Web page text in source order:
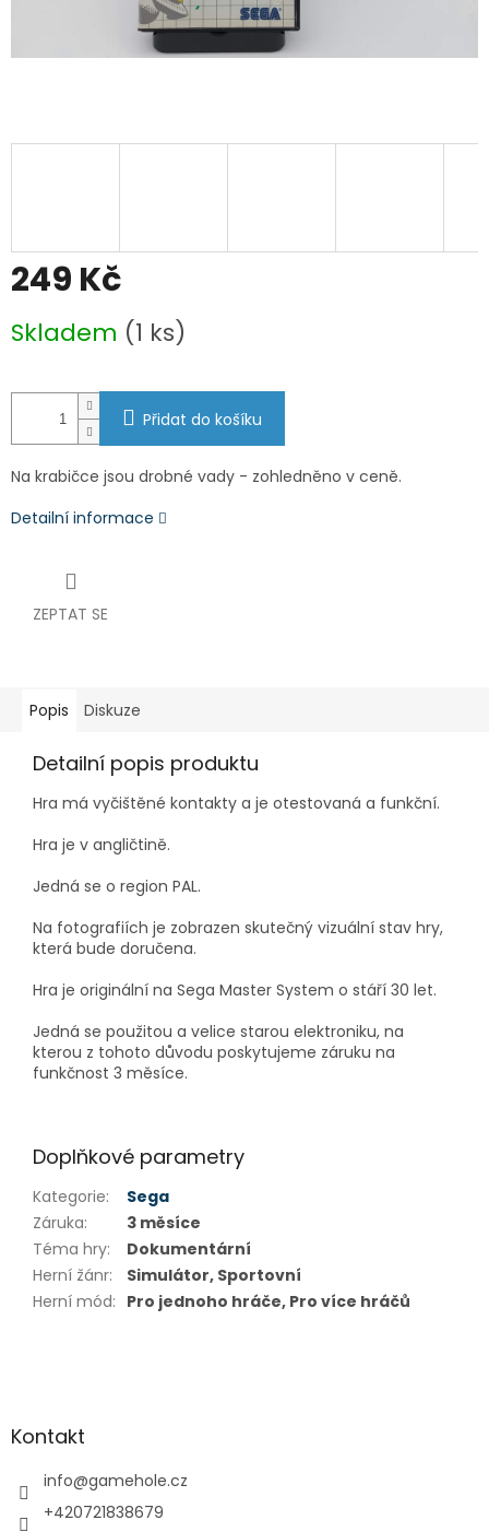
249 Kč
cena:
Skladem (1 ks)
Přidat do košíku
Na krabičce jsou drobné vady - zohledněno v ceně.
Detailní informace
ZEPTAT SE
Popis Diskuze
Detailní popis produktu
Hra má vyčištěné kontakty a je otestovaná a funkční.
Hra je v angličtině.
Jedná se o region PAL.
Na fotografiích je zobrazen skutečný vizuální stav hry,
která bude doručena.
Hra je originální na Sega Master System o stáří 30 let.
Jedná se použitou a velice starou elektroniku, na
kterou z tohoto důvodu poskytujeme záruku na
funkčnost 3 měsíce.
Doplňkové parametry
Kategorie:
Sega
Záruka:
3 měsíce
Téma hry:
Dokumentární
Herní žánr:
Simulátor, Sportovní
Herní mód: Pro jednoho hráče, Pro více hráčů
aKontakt
info@gamehole.cz
+420721838679